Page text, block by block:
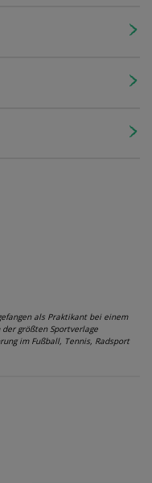
als Praktikant bei einem
größten Sportverlage
im Fußball, Tennis, Radsport